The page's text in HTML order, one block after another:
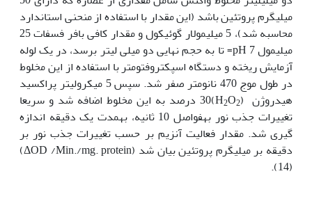
میلی­گرم پروتئین باشد (این مقدار با استفاده از منحنی استاندارد
محاسبه شد)، 5 میلی­مولار گوئیکول و مقدار کافی بافر فسفات 25
میلیمول 7 pH= تا به حجم نهایی دو میلی لیتر برسد، در یک لوله
آزمایش ریخته و دستگاه اسپکتروفتومتر با استفاده از این مخلوط
در طول موج 470 نانومتر صفر شد. سپس 5 میکرولیتر پراکسید
هیدروژن (H
2O2
)30 درصد به این مخلوط اضافه شد و سریعا
تغییرات جذب نور بهفواصل 10 ثانیه، بهمدت یک دقیقه اندازه
گیری شد. مقدار فعالیت آنزیم بر حسب تغییرات جذب نور بر
دقیقه بر میلی­گرم پروتئین بیان شد (ΔOD /Min./mg. protein)
(14).